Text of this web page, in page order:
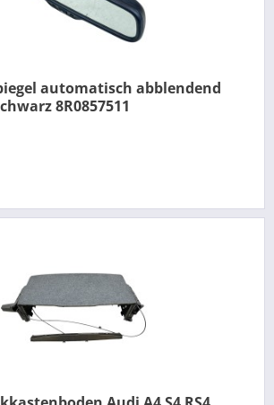
automatisch abblendend
8R0857511